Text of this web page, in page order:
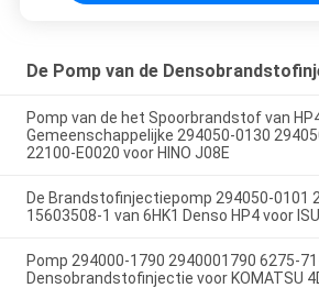
De Pomp van de
Pomp van de het Spoorbrandstof van
Gemeenschappelijke 294050-0130
22100-E0020 voor HINO J08E
De Brandstofinjectiepomp 294050-0101
15603508-1 van 6HK1 Denso HP4 voor
Pomp 294000-1790 2940001790 6275-
Densobrandstofinjectie voor KOMATSU